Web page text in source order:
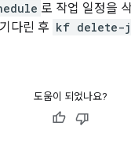
로 작업 일정을
다린 후 kf delete-
도움이 되었나요?